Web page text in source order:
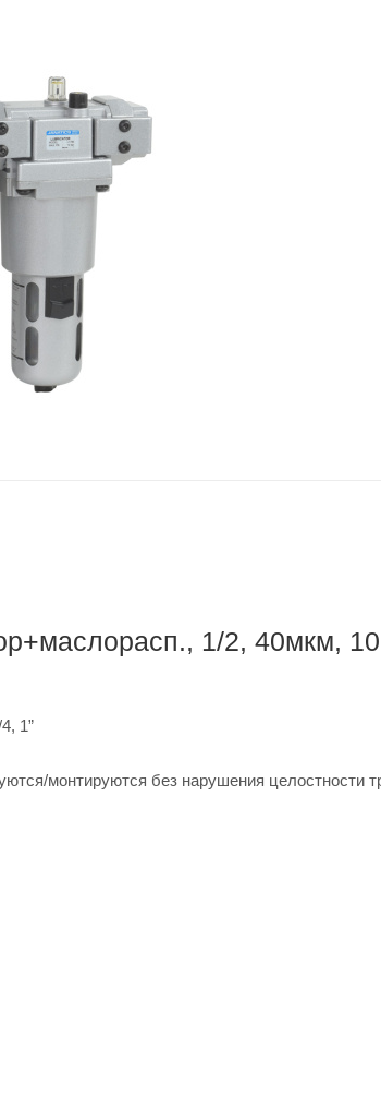
1/2, 40мкм,
1”
монтируются без нарушения целостности